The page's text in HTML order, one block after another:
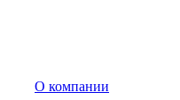
О компании